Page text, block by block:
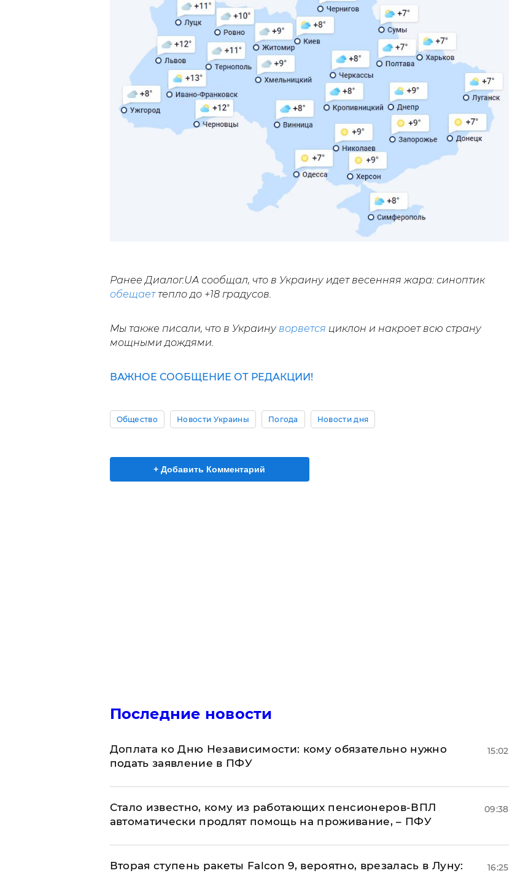
Ранее Диалог.UA сообщал, что в Украину идет весенняя жара: синоптик
обещаеттепло до +18 градусов.
Мы также писали, что в Украину ворвется циклон и накроет всю страну
мощными дождями.
ВАЖНОЕ СООБЩЕНИЕ ОТ РЕДАКЦИИ!
Общество Новости Украины Погода Новости дня
+ Добавить Комментарий
Последние новости
Доплата ко Дню Независимости: кому обязательно нужно
подать заявление в ПФУ
15:02
Стало известно, кому из работающих пенсионеров-ВПЛ
автоматически продлят помощь на проживание, – ПФУ
09:38
Вторая ступень ракеты Falcon 9, вероятно, врезалась в Луну:
16:25